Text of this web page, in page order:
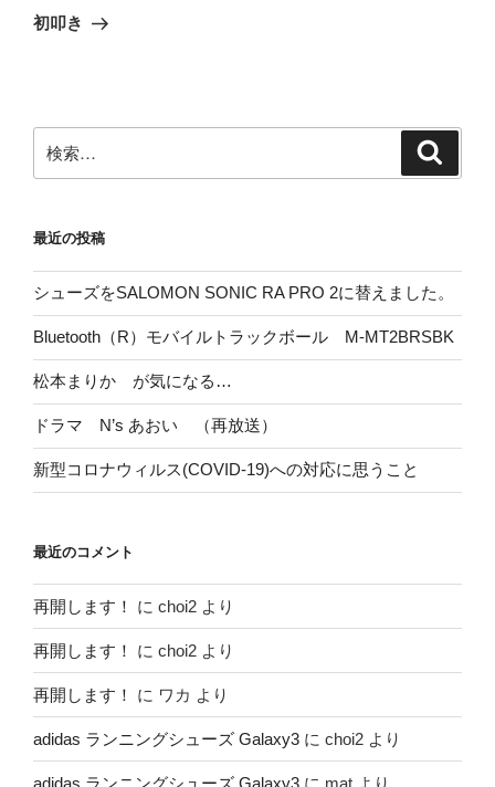
ゲ
ン
の
初叩き
索:
最近の投稿
シューズをSALOMON SONIC RA PRO 2に替えました。
Bluetooth（R）モバイルトラックボール M-MT2BRSBK
松本まりか が気になる…
ドラマ N’s あおい （再放送）
新型コロナウィルス(COVID-19)への対応に思うこと
最近のコメント
再開します！ に choi2 より
再開します！ に choi2 より
再開します！ に ワカ より
adidas ランニングシューズ Galaxy3 に choi2 より
adidas ランニングシューズ Galaxy3 に mat より